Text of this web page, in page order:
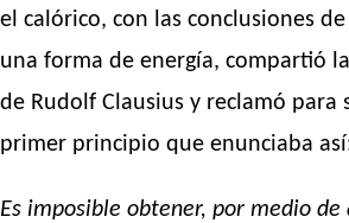
el calórico, con las conclusiones
una forma de energía, compartió
de Rudolf Clausius y reclamó para
primer principio que enunciaba
Es imposible obtener, por medio de